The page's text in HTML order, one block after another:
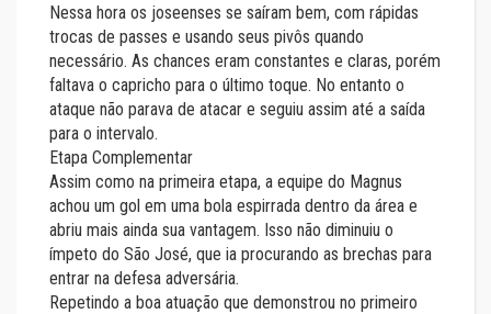
Nessa hora os joseenses se saíram bem, com rápidas
trocas de passes e usando seus pivôs quando
necessário. As chances eram constantes e claras, porém
faltava o capricho para o último toque. No entanto o
ataque não parava de atacar e seguiu assim até a saída
para o intervalo.
Etapa Complementar
Assim como na primeira etapa, a equipe do Magnus
achou um gol em uma bola espirrada dentro da área e
abriu mais ainda sua vantagem. Isso não diminuiu o
ímpeto do São José, que ia procurando as brechas para
entrar na defesa adversária.
Repetindo a boa atuação que demonstrou no primeiro